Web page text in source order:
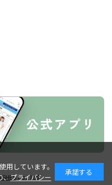
Co., Ltd.
しています。
、プライバシー
承諾する